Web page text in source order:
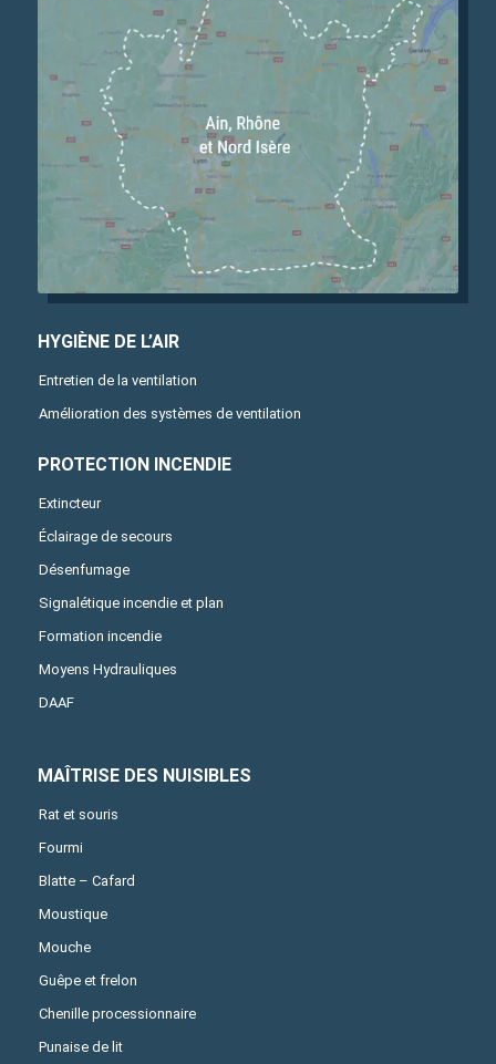
HYGIÈNE DE L’AIR
Entretien de la ventilation
Amélioration des systèmes de ventilation
PROTECTION INCENDIE
Extincteur
Éclairage de secours
Désenfumage
Signalétique incendie et plan
Formation incendie
Moyens Hydrauliques
DAAF
MAÎTRISE DES NUISIBLES
Rat et souris
Fourmi
Blatte – Cafard
Moustique
Mouche
Guêpe et frelon
Chenille processionnaire
Punaise de lit